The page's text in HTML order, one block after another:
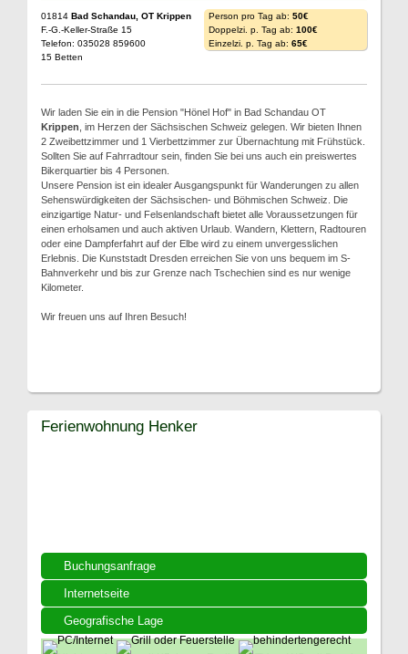
01814 Bad Schandau, OT Krippen
F.-G.-Keller-Straße 15
Telefon: 035028 859600
15 Betten
Person pro Tag ab: 50€
Doppelzi. p. Tag ab: 100€
Einzelzi. p. Tag ab: 65€
Wir laden Sie ein in die Pension "Hönel Hof" in Bad Schandau OT
Krippen , im Herzen der Sächsischen Schweiz gelegen. Wir bieten Ihnen
2 Zweibettzimmer und 1 Vierbettzimmer zur Übernachtung mit Frühstück.
Sollten Sie auf Fahrradtour sein, finden Sie bei uns auch ein preiswertes
Bikerquartier bis 4 Personen.
Unsere Pension ist ein idealer Ausgangspunkt für Wanderungen zu allen
Sehenswürdigkeiten der Sächsischen- und Böhmischen Schweiz. Die
einzigartige Natur- und Felsenlandschaft bietet alle Voraussetzungen für
einen erholsamen und auch aktiven Urlaub. Wandern, Klettern, Radtouren
oder eine Dampferfahrt auf der Elbe wird zu einem unvergesslichen
Erlebnis. Die Kunststadt Dresden erreichen Sie von uns bequem im S-
Bahnverkehr und bis zur Grenze nach Tschechien sind es nur wenige
Kilometer.
Wir freuen uns auf Ihren Besuch!
Buchungsanfrage
Internetseite
Geografische Lage
Ferienwohnung Henker